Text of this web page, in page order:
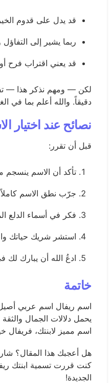
قد يدل على قدوم
ربما يشير إلى التفاؤل
قد يعني اقتراب فرح
لكن — ومهم نذكر هذا —
دقيقاً. والله أعلم بما في
نصائح عند اختيار
قبل أن تقرر:
تأكد أن الاسم ينسجم
جرّب نطق الاسم
فكر في أسماء الدلع
استشر شريك حياتك
ادعُ الله أن يبارك لك
خاتمة
اسم ريفال اسم عربي
يحمل دلالات الجمال
اسم مميز لابنتك، فريفال
هل أعجبك هذا المقال؟
كنت قررت تسمية ابنتك
الجديدة!